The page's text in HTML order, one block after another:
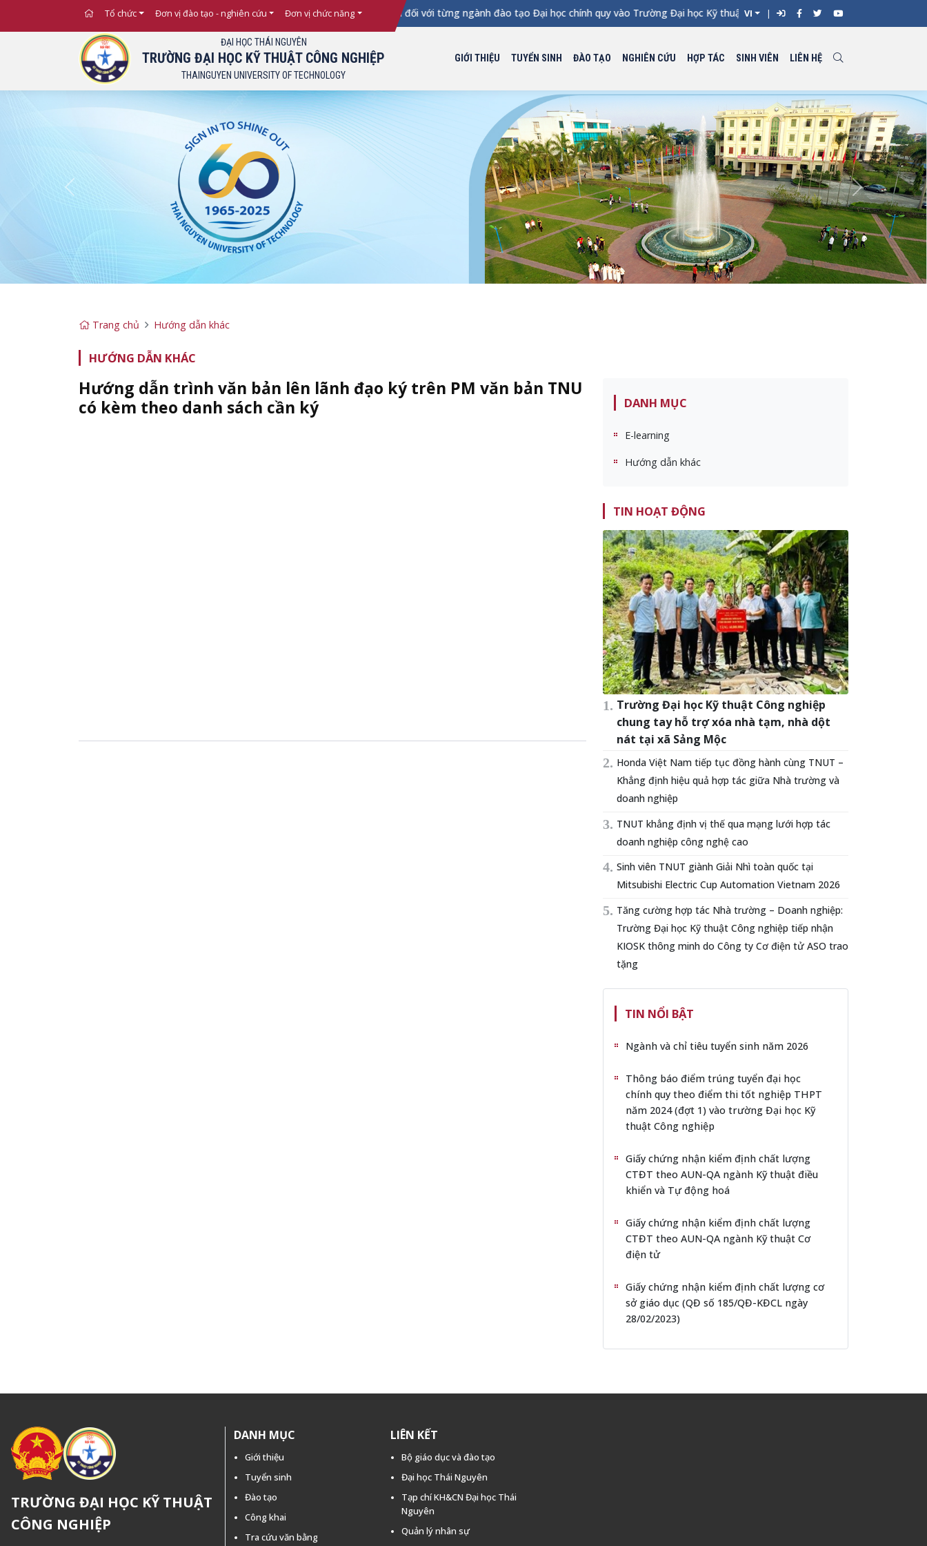
Tổ chức Đơn vị đào tạo - nghiên cứu Đơn vị chức năng
Thông báo Ngưỡng điểm xét tuyển đối với từng ngành đào tạo Đại học chính quy vào Trường Đại học Kỹ thuật Công nghiệp đợt 1 năm 2026 -
VI
ĐẠI HỌC THÁI NGUYÊN
TRƯỜNG ĐẠI HỌC KỸ THUẬT CÔNG NGHIỆP
THAINGUYEN UNIVERSITY OF TECHNOLOGY
GIỚI THIỆU TUYỂN SINH ĐÀO TẠO NGHIÊN CỨU HỢP TÁC SINH VIÊN LIÊN HỆ
Previous Next
Trang chủ Hướng dẫn khác
HƯỚNG DẪN KHÁC
Hướng dẫn trình văn bản lên lãnh đạo ký trên PM văn bản TNU
có kèm theo danh sách cần ký
DANH MỤC
E-learning
Hướng dẫn khác
TIN HOẠT ĐỘNG
Trường Đại học Kỹ thuật Công nghiệp
chung tay hỗ trợ xóa nhà tạm, nhà dột
nát tại xã Sảng Mộc
Honda Việt Nam tiếp tục đồng hành cùng TNUT –
Khẳng định hiệu quả hợp tác giữa Nhà trường và
doanh nghiệp
TNUT khẳng định vị thế qua mạng lưới hợp tác
doanh nghiệp công nghệ cao
Sinh viên TNUT giành Giải Nhì toàn quốc tại
Mitsubishi Electric Cup Automation Vietnam 2026
Tăng cường hợp tác Nhà trường – Doanh nghiệp:
Trường Đại học Kỹ thuật Công nghiệp tiếp nhận
KIOSK thông minh do Công ty Cơ điện tử ASO trao
tặng
TIN NỔI BẬT
Ngành và chỉ tiêu tuyển sinh năm 2026
Thông báo điểm trúng tuyển đại học
chính quy theo điểm thi tốt nghiệp THPT
năm 2024 (đợt 1) vào trường Đại học Kỹ
thuật Công nghiệp
Giấy chứng nhận kiểm định chất lượng
CTĐT theo AUN-QA ngành Kỹ thuật điều
khiển và Tự động hoá
Giấy chứng nhận kiểm định chất lượng
CTĐT theo AUN-QA ngành Kỹ thuật Cơ
điện tử
Giấy chứng nhận kiểm định chất lượng cơ
sở giáo dục (QĐ số 185/QĐ-KĐCL ngày
28/02/2023)
TRƯỜNG ĐẠI HỌC KỸ THUẬT
CÔNG NGHIỆP
DANH MỤC
Giới thiệu
Tuyển sinh
Đào tạo
Công khai
Tra cứu văn bằng
LIÊN KẾT
Bộ giáo dục và đào tạo
Đại học Thái Nguyên
Tạp chí KH&CN Đại học Thái
Nguyên
Quản lý nhân sự